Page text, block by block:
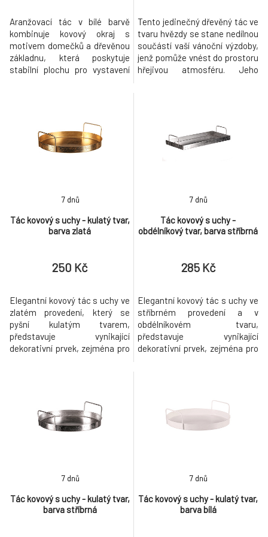
Aranžovací tác v bílé barvě
kombinuje kovový okraj s
motivem domečků a dřevěnou
základnu, která poskytuje
stabilní plochu pro vystavení
prvek na stole či komodě.
Kovový okraj s jemně
opracovaným povrchem
Tento jedinečný dřevěný tác ve
tvaru hvězdy se stane nedílnou
součástí vaší vánoční výzdoby,
jenž pomůže vnést do prostoru
hřejivou atmosféru. Jeho
vánoční dekorační prvky. Dřevo
se navíc krásně hodí snad do
všech interiérů a doved
Tác kovový s uchy - kulatý tvar,
barva zlatá
7 dnů
250 Kč
Elegantní kovový tác s uchy ve
zlatém provedení, který se
pyšní kulatým tvarem,
představuje vynikající
dekorativní prvek, zejména pro
svému kovovému provedení je
odolný a snadno se kombinuje
s různými styly vánoční
Tác kovový s uchy -
obdélníkový tvar, barva stříbrná
7 dnů
285 Kč
Elegantní kovový tác s uchy ve
stříbrném provedení a v
obdélníkovém tvaru,
představuje vynikající
dekorativní prvek, zejména pro
svému kovovému provedení je
odolný a snadno se kombinuje
s různými styly vánoční
Tác kovový s uchy - kulatý tvar,
barva stříbrná
7 dnů
Tác kovový s uchy - kulatý tvar,
barva bílá
7 dnů